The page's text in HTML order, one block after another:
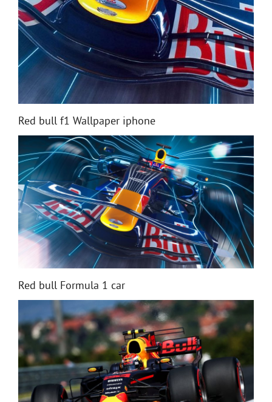
Red bull f1 Wallpaper iphone
Red bull Formula 1 car